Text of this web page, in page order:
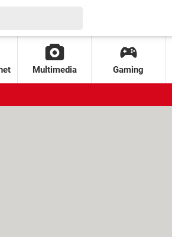
Multimedia Gaming